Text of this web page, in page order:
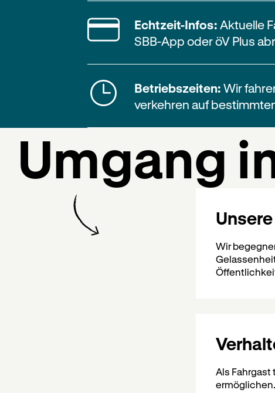
Echtzeit-Infos: Aktuelle
SBB-App oder öV Plus
Betriebszeiten: Wir
verkehren auf
Umgang
Wir
Als Fahrgast
ermöglichen.